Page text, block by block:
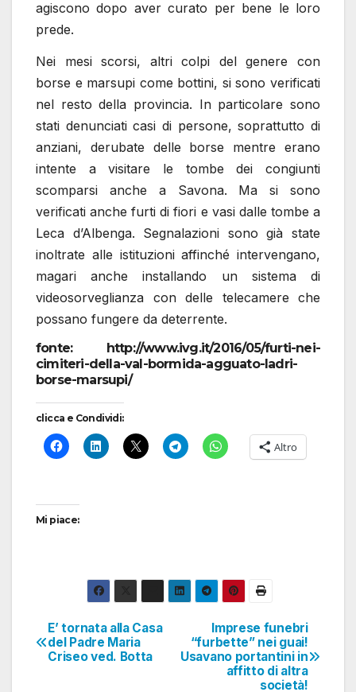
agiscono dopo aver curato per bene le loro
prede.
Nei mesi scorsi, altri colpi del genere con
borse e marsupi come bottini, si sono verificati
nel resto della provincia. In particolare sono
stati denunciati casi di persone, soprattutto di
anziani, derubate delle borse mentre erano
intente a visitare le tombe dei congiunti
scomparsi anche a Savona. Ma si sono
verificati anche furti di fiori e vasi dalle tombe a
Leca d’Albenga. Segnalazioni sono già state
inoltrate alle istituzioni affinché intervengano,
magari anche installando un sistema di
videosorveglianza con delle telecamere che
possano fungere da deterrente.
fonte: http://www.ivg.it/2016/05/furti-nei-
cimiteri-della-val-bormida-agguato-ladri-
borse-marsupi/
clicca e Condividi:
Altro
Mi piace:
Navigazione
articoli
Imprese funebri
“furbette” nei guai!
Usavano portantini in
affitto di altra
società!
E’ tornata alla Casa
del Padre Maria
Criseo ved. Botta